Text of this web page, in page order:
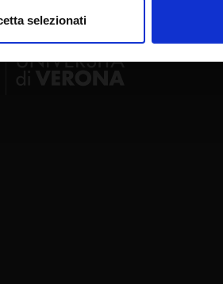
combinarle con altre
selezionati